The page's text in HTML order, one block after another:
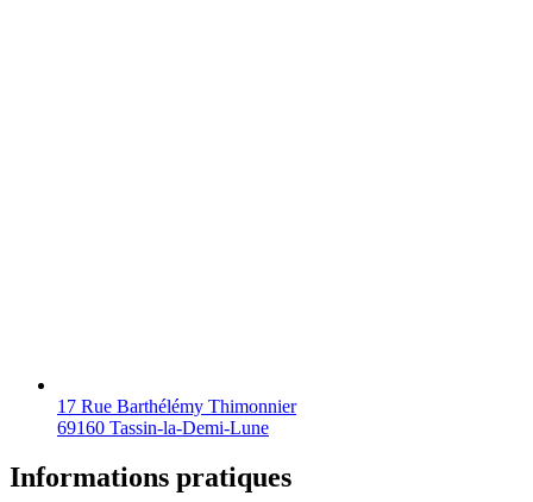
17 Rue Barthélémy Thimonnier
69160 Tassin-la-Demi-Lune
Informations pratiques